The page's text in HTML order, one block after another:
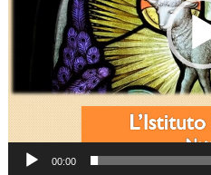
00:00